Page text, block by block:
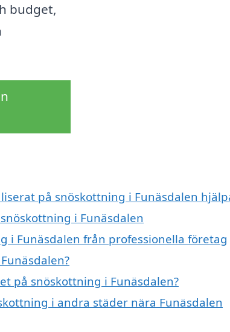
budget,
på snöskottning i Funäsdalen
i Funäsdalen
i Funäsdalen från professionella företag
på snöskottning i Funäsdalen?
i andra städer nära Funäsdalen